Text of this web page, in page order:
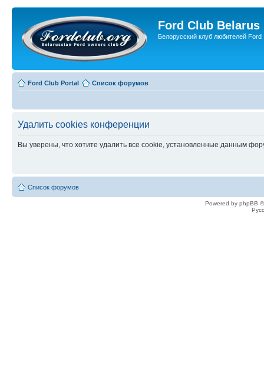
Ford Club Belarus
Белорусский клуб любителей Ford
Ford Club Portal Список форумов
Удалить cookies конференции
Вы уверены, что хотите удалить все cookie, установленные данным
Список форумов
Powered by phpBB